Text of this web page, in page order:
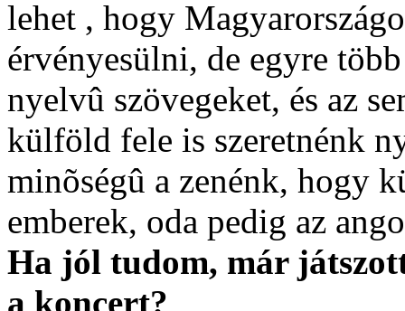
lehet , hogy
érvényesülni, de egyre
nyelvû szövegeket, és az
külföld fele is szeretnénk
minõségû a zenénk, hogy
emberek, oda pedig az
Ha jól tudom, már
a koncert?